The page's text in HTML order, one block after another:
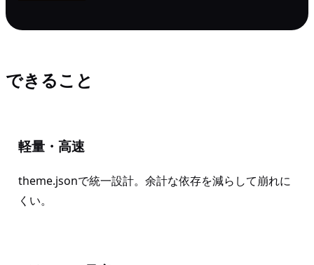
できること
軽量・高速
theme.jsonで統一設計。余計な依存を減らして崩れに
くい。